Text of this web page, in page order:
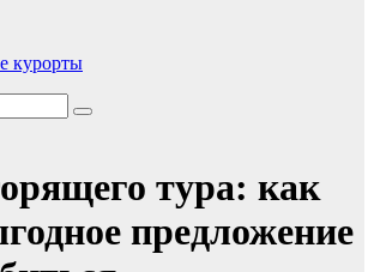
курорты
тура: как
предложение